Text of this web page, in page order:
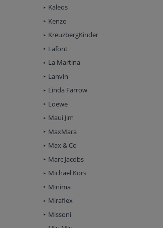
Kaleos
Kenzo
KreuzbergKinder
Lafont
La Martina
Lanvin
Linda Farrow
Loewe
Maui Jim
MaxMara
Max & Co
Marc Jacobs
Michael Kors
Minima
Miraflex
Missoni